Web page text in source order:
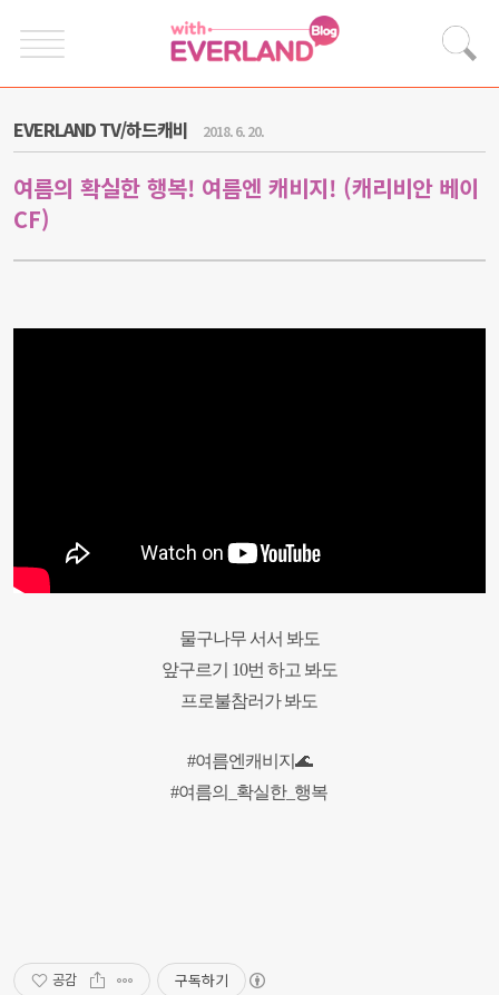
EVERLAND TV/하드캐비 2018. 6. 20.
여름의 확실한 행복! 여름엔 캐비지! (캐리비안 베이
CF)
물구나무 서서 봐도
앞구르기 10번 하고 봐도
프로불참러가 봐도
#여름엔캐비지🌊
#여름의_확실한_행복
공감 구독하기